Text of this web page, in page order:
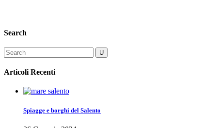
Search
Articoli Recenti
Spiagge e borghi del Salento